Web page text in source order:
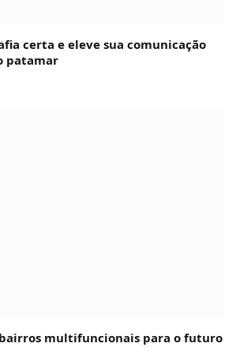
certa e eleve sua comunicação
patamar
multifuncionais para o futuro